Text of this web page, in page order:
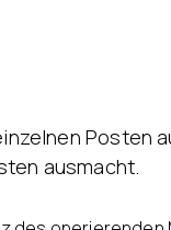
Posten
ausmacht.